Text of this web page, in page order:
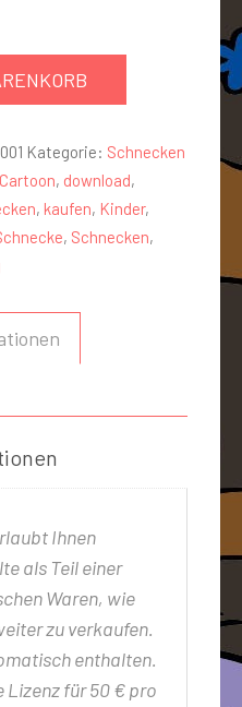
Kategorie: Schnecken
Cartoon, download,
, kaufen, Kinder,
, Schnecken,
Ihnen
als Teil einer
Waren, wie
zu verkaufen.
enthalten.
Lizenz für 50 € pro